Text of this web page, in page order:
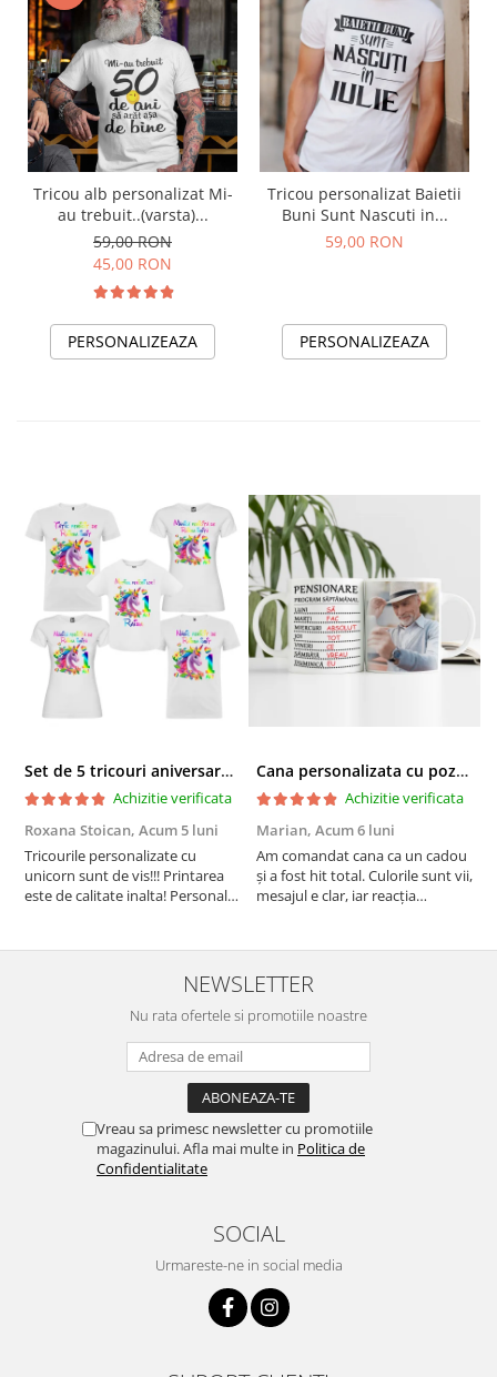
Tricou alb personalizat Mi-
au trebuit..(varsta)...
59,00 RON
45,00 RON
PERSONALIZEAZA
Tricou personalizat Baietii
Buni Sunt Nascuti in...
59,00 RON
PERSONALIZEAZA
Set de 5 tricouri aniversare pentru nasi, parinti si copil, personalizate cu nume, varsta si mesaj "Motivul fericirii lor" model Unicorn
Achizitie verificata
Roxana Stoican, Acum 5 luni
Tricourile personalizate cu
unicorn sunt de vis!!! Printarea
este de calitate inalta! Personalul
purtam cu drag la aniversate
Cana personalizata cu poza si model Pensionare
Achizitie verificata
Marian, Acum 6 luni
Am comandat cana ca un cadou
și a fost hit total. Culorile sunt vii,
mesajul e clar, iar reacția
NEWSLETTER
Nu rata ofertele si promotiile noastre
Vreau sa primesc newsletter cu promotiile
magazinului. Afla mai multe in Politica de
Confidentialitate
SOCIAL
Urmareste-ne in social media